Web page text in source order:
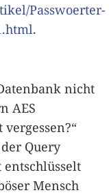
Passwoerter-
.
nicht
AES
Query
entschlüsselt
Mensch